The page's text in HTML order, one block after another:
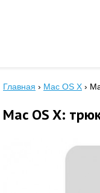
Главная › Mac OS X ›
Mac OS X: